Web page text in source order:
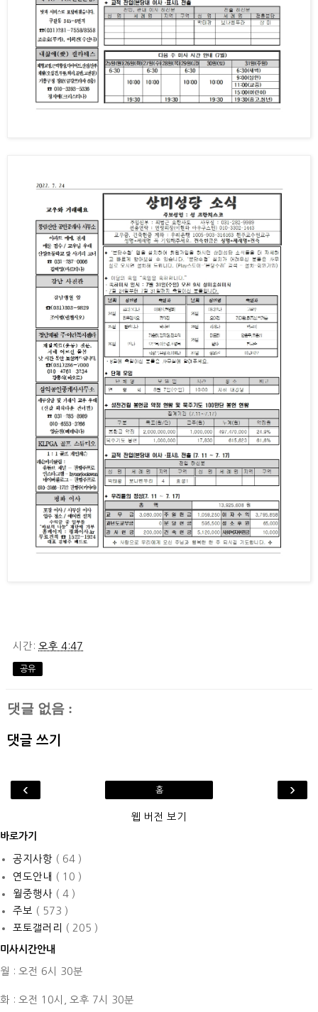
시간: 오후 4:47
공유
댓글 없음 :
댓글 쓰기
‹ ›
홈
웹 버전 보기
바로가기
공지사항 ( 64 )
연도안내
( 10 )
월중행사 ( 4 )
주보 ( 573 )
포토갤러리
( 205 )
미사시간안내
월 : 오전 6시 30분
화 : 오전 10시, 오후 7시 30분